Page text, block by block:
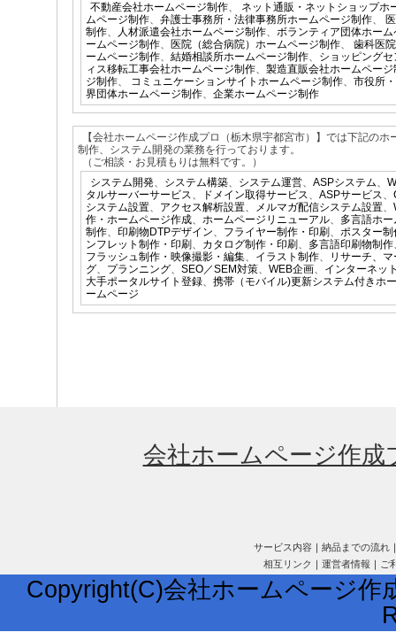
不動産会社ホームページ制作、 ネット通販・ネットショップホ
ムページ制作、 弁護士事務所・法律事務所ホームページ制作、
制作、 人材派遣会社ホームページ制作、 ボランティア団体ホー
ームページ制作、 医院（総合病院）ホームページ制作、 歯科医
ームページ制作、 結婚相談所ホームページ制作、 ショッピング
ィス移転工事会社ホームページ制作、 製造直販会社ホームページ
ジ制作、 コミュニケーションサイトホームページ制作、 市役所
界団体ホームページ制作、 企業ホームページ制作
【会社ホームページ作成プロ（栃木県宇都宮市）】では下記の
制作、システム開発の業務を行っております。
（ご相談・お見積もりは無料です。）
システム開発、 システム構築、 システム運営、 ASPシステム、
タルサーバーサービス、 ドメイン取得サービス、 ASPサービス、
システム設置、 アクセス解析設置、 メルマガ配信システム設置、
作・ホームページ作成、 ホームページリニューアル、 多言語ホ
制作、 印刷物DTPデザイン、 フライヤー制作・印刷 、 ポスター制
ンフレット制作・印刷 、 カタログ制作・印刷 、 多言語印刷物制作
フラッシュ制作・映像撮影・編集、 イラスト制作、
リサーチ、
グ、 プランニング、 SEO／SEM対策、 WEB企画、 インターネッ
大手ポータルサイト登録、 携帯（モバイル)更新システム付きホ
ームページ
会社ホームページ作成
サービス内容｜ 納品までの流れ
相互リンク ｜ 運営者情報 ｜ ご
Copyright(C)会社ホームページ